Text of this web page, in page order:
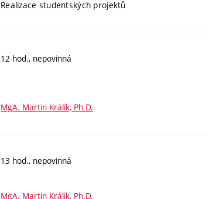
Realizace studentských projektů
12 hod., nepovinná
MgA. Martin Králík, Ph.D.
13 hod., nepovinná
MgA. Martin Králík, Ph.D.